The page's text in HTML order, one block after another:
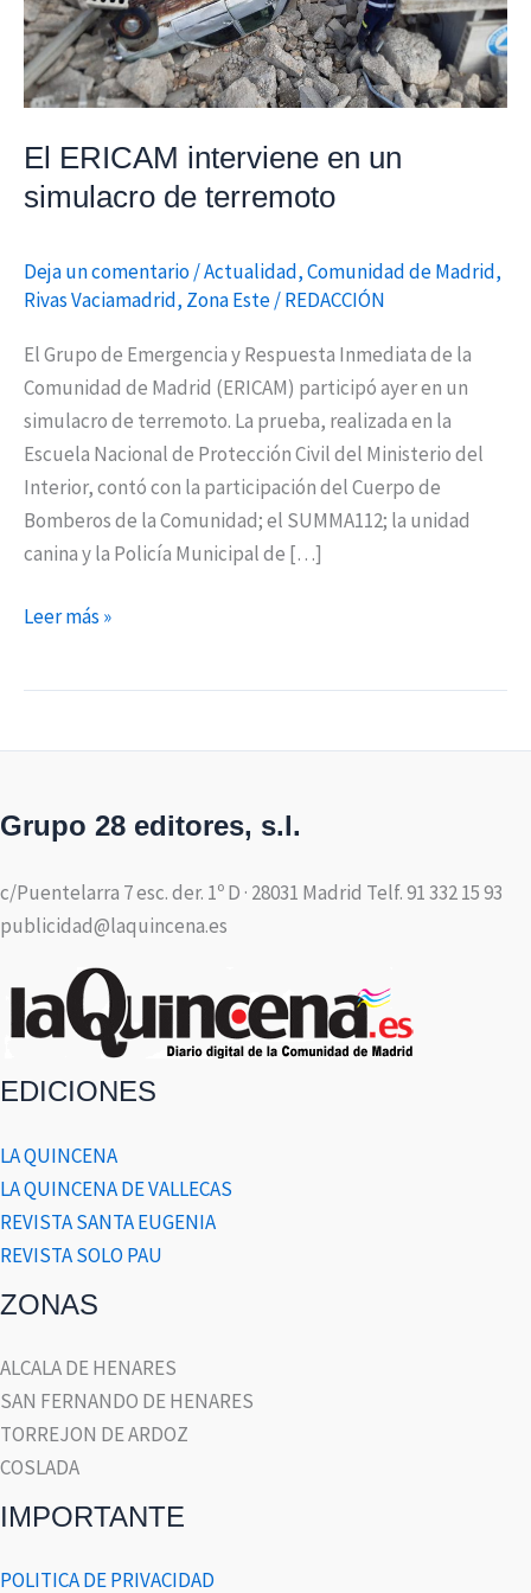
El ERICAM interviene en un
simulacro de terremoto
Deja un comentario/Actualidad,Comunidad de Madrid,
Rivas Vaciamadrid, Zona Este/REDACCIÓN
El Grupo de Emergencia y Respuesta Inmediata de la
Comunidad de Madrid (ERICAM) participó ayer en un
simulacro de terremoto. La prueba, realizada en la
Escuela Nacional de Protección Civil del Ministerio del
Interior, contó con la participación del Cuerpo de
Bomberos de la Comunidad; el SUMMA112; la unidad
canina y la Policía Municipal de […]
Leer más »
Grupo 28 editores, s.l.
c/Puentelarra 7 esc. der. 1º D · 28031 Madrid Telf. 91 332 15 93
publicidad@laquincena.es
EDICIONES
LA QUINCENA
LA QUINCENA DE VALLECAS
REVISTA SANTA EUGENIA
REVISTA SOLO PAU
ZONAS
ALCALA DE HENARES
SAN FERNANDO DE HENARES
TORREJON DE ARDOZ
COSLADA
IMPORTANTE
POLITICA DE PRIVACIDAD